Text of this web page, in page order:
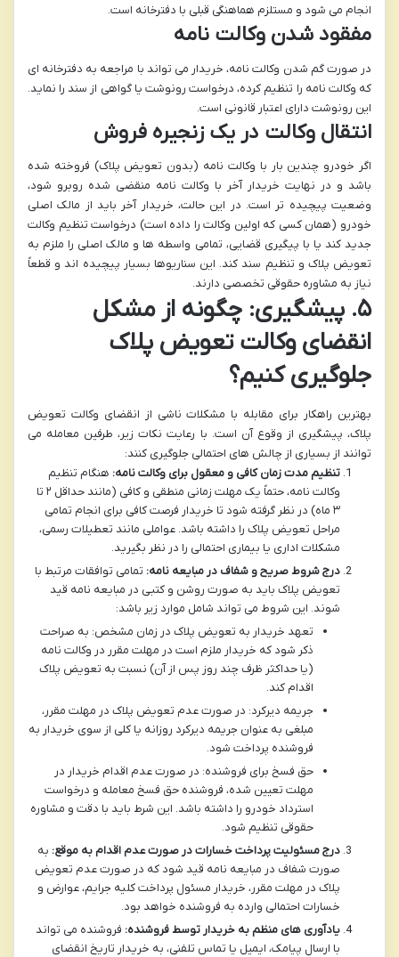
انجام می شود و مستلزم هماهنگی قبلی با دفترخانه است.
مفقود شدن وکالت نامه
در صورت گم شدن وکالت نامه، خریدار می تواند با مراجعه به دفترخانه ای
که وکالت نامه را تنظیم کرده، درخواست رونوشت یا گواهی از سندرا نماید.
این رونوشت دارای اعتبار قانونی است.
انتقال وکالت در یک زنجیره فروش
اگر خودرو چندین بار با وکالت نامه (بدون تعویض پلاک) فروخته شده
باشد و در نهایت خریدار آخر با وکالت نامه منقضی شده روبرو شود،
وضعیت پیچیده تر است. در این حالت، خریدار آخر باید از مالک اصلی
خودرو (همان کسی که اولین وکالت را داده است) درخواست تنظیم وکالت
جدید کند یا با پیگیری قضایی، تمامی واسطه ها و مالک اصلی را ملزم به
تعویض پلاک و تنظیم سند کند. این سناریوها بسیار پیچیده اند و قطعاً
نیاز به مشاوره حقوقی تخصصی دارند.
۵. پیشگیری: چگونه از مشکل
انقضای وکالت تعویض پلاک
جلوگیری کنیم؟
بهترین راهکار برای مقابله با مشکلات ناشی از انقضای وکالت تعویض
پلاک، پیشگیری از وقوع آن است. با رعایت نکات زیر، طرفین معامله می
توانند از بسیاری از چالش های احتمالی جلوگیری کنند:
تنظیم مدت زمان کافی و معقول برای وکالت نامه: هنگام تنظیم
وکالت نامه، حتماً یک مهلت زمانی منطقی و کافی (مانند حداقل ۲ تا
۳ ماه) در نظر گرفته شود تا خریدار فرصت کافی برای انجام تمامی
مراحل تعویض پلاک را داشته باشد. عواملی مانند تعطیلات رسمی،
مشکلات اداری یا بیماری احتمالی را در نظر بگیرید.
درج شروط صریح و شفاف در مبایعه نامه: تمامی توافقات مرتبط با
تعویض پلاک باید به صورت روشن و کتبی در مبایعه نامه قید
شوند. این شروط می تواند شامل موارد زیر باشد:
تعهد خریدار به تعویض پلاک در زمان مشخص: به صراحت
ذکر شود که خریدار ملزم است در مهلت مقرر در وکالت نامه
(یا حداکثر ظرف چند روز پس از آن) نسبت به تعویض پلاک
اقدام کند.
جریمه دیرکرد: در صورت عدم تعویض پلاک در مهلت مقرر،
مبلغی به عنوان جریمه دیرکرد روزانه یا کلی از سوی خریدار به
فروشنده پرداخت شود.
حق فسخ برای فروشنده: در صورت عدم اقدام خریدار در
مهلت تعیین شده، فروشنده حق فسخ معامله و درخواست
استرداد خودرو را داشته باشد. این شرط باید با دقت و مشاوره
حقوقی تنظیم شود.
درج مسئولیت پرداخت خسارات در صورت عدم اقدام به موقع: به
صورت شفاف در مبایعه نامه قید شود که در صورت عدم تعویض
پلاک در مهلت مقرر، خریدار مسئول پرداخت کلیه جرایم، عوارض و
خسارات احتمالی وارده به فروشنده خواهد بود.
یادآوری های منظم به خریدار توسط فروشنده: فروشنده می تواند
با ارسال پیامک، ایمیل یا تماس تلفنی، به خریدار تاریخ انقضای